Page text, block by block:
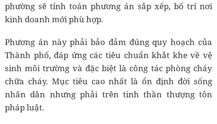
phường sẽ tính toán phương án sắp xếp, bố trí nơi
kinh doanh mới phù hợp.
Phương án này phải bảo đảm đúng quy hoạch của
Thành phố, đáp ứng các tiêu chuẩn khắt khe về vệ
sinh môi trường và đặc biệt là công tác phòng cháy
chữa cháy. Mục tiêu cao nhất là ổn định đời sống
nhân dân nhưng phải trên tinh thần thượng tôn
pháp luật.